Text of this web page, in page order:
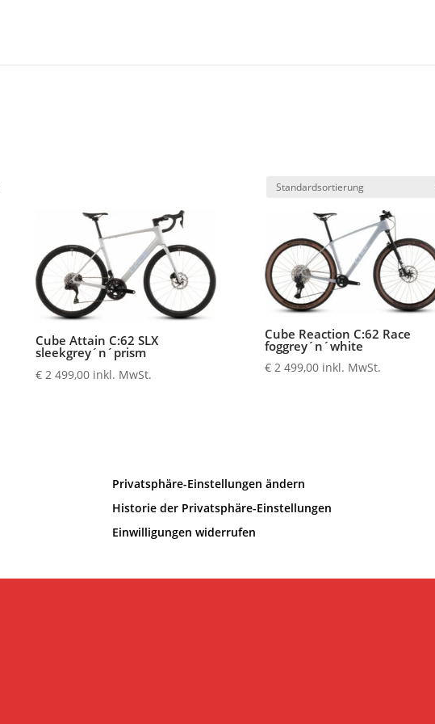
Cube Attain C:62 SLX
sleekgrey´n´prism
€2 499,00 inkl. MwSt.
Cube Reaction C:62 Race
foggrey´n´white
€2 499,00 inkl. MwSt.
Privatsphäre-Einstellungen ändern
Historie der Privatsphäre-Einstellungen
Einwilligungen widerrufen